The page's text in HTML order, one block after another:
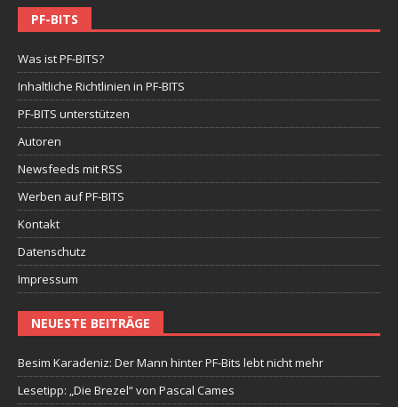
PF-BITS
Was ist PF-BITS?
Inhaltliche Richtlinien in PF-BITS
PF-BITS unterstützen
Autoren
Newsfeeds mit RSS
Werben auf PF-BITS
Kontakt
Datenschutz
Impressum
NEUESTE BEITRÄGE
Besim Karadeniz: Der Mann hinter PF-Bits lebt nicht mehr
Lesetipp: „Die Brezel“ von Pascal Cames